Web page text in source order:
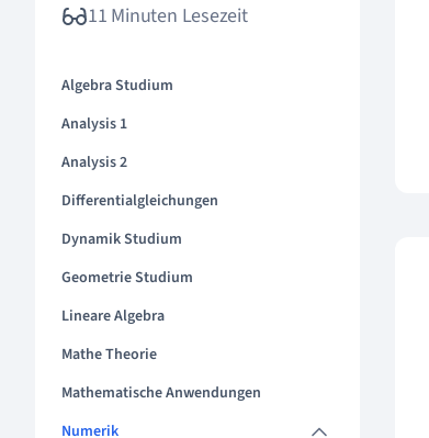
11 Minuten Lesezeit
Algebra Studium
Analysis 1
Analysis 2
Differentialgleichungen
Dynamik Studium
Geometrie Studium
Lineare Algebra
Mathe Theorie
Mathematische Anwendungen
Numerik